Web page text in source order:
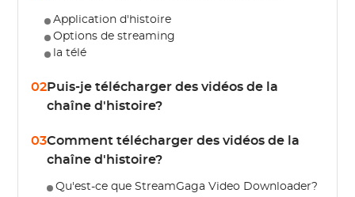
Application d'histoire
Options de streaming
la télé
02Puis-je télécharger des vidéos de la
chaîne d'histoire?
03Comment télécharger des vidéos de la
chaîne d'histoire?
Qu'est-ce que StreamGaga Video Downloader?